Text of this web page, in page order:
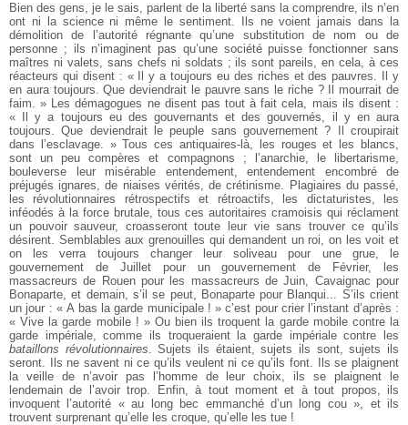
Bien des gens, je le sais, parlent de la liberté sans la comprendre, ils n’en
ont ni la science ni même le sentiment. Ils ne voient jamais dans la
démolition de l’autorité régnante qu’une substitution de nom ou de
personne ; ils n’imaginent pas qu’une société puisse fonctionner sans
maîtres ni valets, sans chefs ni soldats ; ils sont pareils, en cela, à ces
réacteurs qui disent : « Il y a toujours eu des riches et des pauvres. Il y
en aura toujours. Que deviendrait le pauvre sans le riche ? Il mourrait de
faim. » Les démagogues ne disent pas tout à fait cela, mais ils disent :
« Il y a toujours eu des gouvernants et des gouvernés, il y en aura
toujours. Que deviendrait le peuple sans gouvernement ? Il croupirait
dans l’esclavage. » Tous ces antiquaires-là, les rouges et les blancs,
sont un peu compères et compagnons ; l’anarchie, le libertarisme,
bouleverse leur misérable entendement, entendement encombré de
préjugés ignares, de niaises vérités, de crétinisme. Plagiaires du passé,
les révolutionnaires rétrospectifs et rétroactifs, les dictaturistes, les
inféodés à la force brutale, tous ces autoritaires cramoisis qui réclament
un pouvoir sauveur, croasseront toute leur vie sans trouver ce qu’ils
désirent. Semblables aux grenouilles qui demandent un roi, on les voit et
on les verra toujours changer leur soliveau pour une grue, le
gouvernement de Juillet pour un gouvernement de Février, les
massacreurs de Rouen pour les massacreurs de Juin, Cavaignac pour
Bonaparte, et demain, s’il se peut, Bonaparte pour Blanqui... S’ils crient
un jour : « A bas la garde municipale ! » c’est pour crier l’instant d’après :
« Vive la garde mobile ! » Ou bien ils troquent la garde mobile contre la
garde impériale, comme ils troqueraient la garde impériale contre les
bataillons révolutionnaires. Sujets ils étaient, sujets ils sont, sujets ils
seront. Ils ne savent ni ce qu’ils veulent ni ce qu’ils font. Ils se plaignent
la veille de n’avoir pas l’homme de leur choix, ils se plaignent le
lendemain de l’avoir trop. Enfin, à tout moment et à tout propos, ils
invoquent l’autorité « au long bec emmanché d’un long cou », et ils
trouvent surprenant qu’elle les croque, qu’elle les tue !